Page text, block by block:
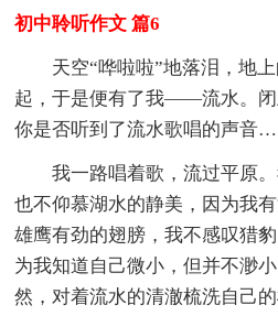
初中聆听作文 篇6
天空“哗啦啦”地落泪，地
起，于是便有了我——流水。闭
你是否听到了流水歌唱的声音
我一路唱着歌，流过平原
也不仰慕湖水的静美，因为我
雄鹰有劲的翅膀，我不感叹猎
为我知道自己微小，但并不渺
然，对着流水的清澈梳洗自己